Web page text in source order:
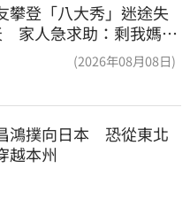
攀登「八大秀」迷途失
家人急求助：剩我媽還
(2026年08月08日)
鴻撲向日本　恐從東北
越本州